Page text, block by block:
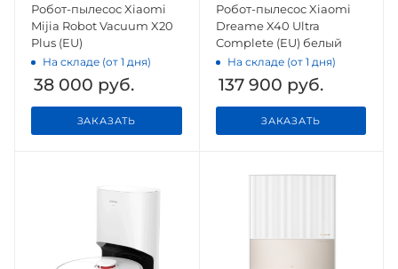
Робот-пылесос Xiaomi
Mijia Robot Vacuum X20
Plus (EU)
На складе (от 1 дня)
38 000 руб.
ЗАКАЗАТЬ
Робот-пылесос Xiaomi
Dreame X40 Ultra
Complete (EU) белый
На складе (от 1 дня)
137 900 руб.
ЗАКАЗАТЬ